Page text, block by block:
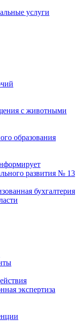
услуги
с животными
образования
развития № 13
бухгалтерия
экспертиза